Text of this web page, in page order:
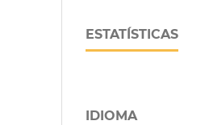
ESTATÍSTICAS
IDIOMA